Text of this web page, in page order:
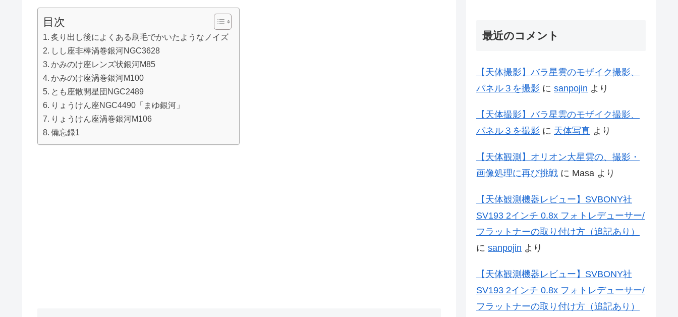
目次
炙り出し後によくある刷毛でかいたようなノイズ
しし座非棒渦巻銀河NGC3628
かみのけ座レンズ状銀河M85
かみのけ座渦巻銀河M100
とも座散開星団NGC2489
りょうけん座NGC4490「まゆ銀河」
りょうけん座渦巻銀河M106
備忘録1
最近のコメント
【天体撮影】バラ星雲のモザイク撮影、
パネル３を撮影 に sanpojin より
【天体撮影】バラ星雲のモザイク撮影、
パネル３を撮影 に 天体写真 より
【天体観測】オリオン大星雲の、撮影・
画像処理に再び挑戦 に Masa より
【天体観測機器レビュー】SVBONY社
SV193 2インチ 0.8x フォトレデューサー/
フラットナーの取り付け方（追記あり）
に sanpojin より
【天体観測機器レビュー】SVBONY社
SV193 2インチ 0.8x フォトレデューサー/
フラットナーの取り付け方（追記あり）